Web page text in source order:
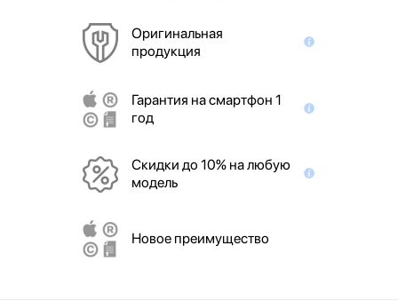
Оригинальная
продукция
Гарантия на смартфон 1
год
Скидки до 10% на любую
модель
Новое преимущество